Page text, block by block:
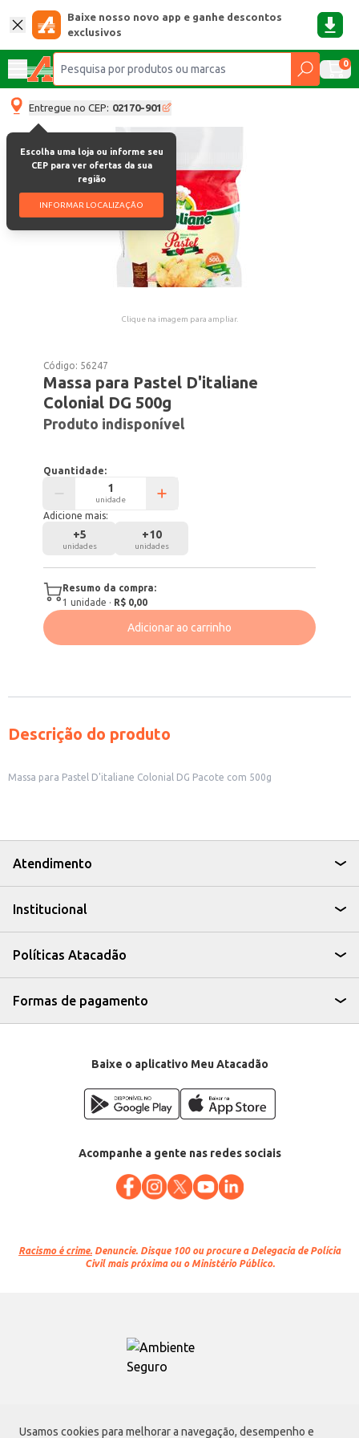
Usamos cookies para melhorar a navegação, desempenho e
Baixe nosso novo app e ganhe descontos
exclusivos
0
Entregue no CEP: 02170-901
Escolha uma loja ou informe seu
CEP para ver ofertas da sua
região
INFORMAR LOCALIZAÇÃO
Clique na imagem para ampliar.
Código: 56247
Massa para Pastel D'italiane
Colonial DG 500g
Produto indisponível
Quantidade:
unidade
Adicione mais:
+5
unidades
+10
unidades
Resumo da compra:
1 unidade · R$ 0,00
Adicionar ao carrinho
Descrição do produto
Massa para Pastel D'italiane Colonial DG Pacote com 500g
Atendimento
Institucional
Políticas Atacadão
Formas de pagamento
Baixe o aplicativo Meu Atacadão
Acompanhe a gente nas redes sociais
Racismo é crime. Denuncie. Disque 100 ou procure a Delegacia de Polícia
Civil mais próxima ou o Ministério Público.
Atacadão S.A.